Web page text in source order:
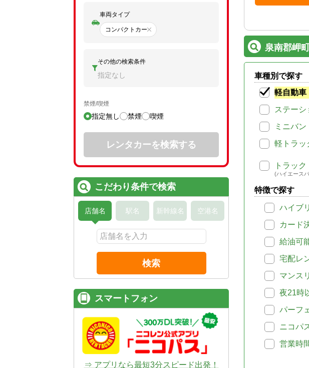
泉南郡岬
車種別で探す
軽自動車
ステー
ミニバ
軽トラッ
トラッ
(ハイエース
特徴で探す
ハイブ
カード
給油可
宅配レ
マンス
夜21時
パーフ
ニコパ
営業時
車両タイプ
コンパクトカー
その他の検索条件
指定なし
禁煙/喫煙
指定無し 禁煙 喫煙
レンタカーを検索する
こだわり条件で検索
店舗名 駅名 新幹線名 空港名
検索
スマートフォン
⇒ アプリなら最短3分スピード出発！